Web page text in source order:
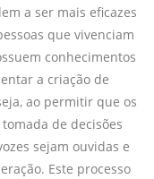
a ser mais eficazes
que vivenciam
conhecimentos
a criação de
ao permitir que os
de decisões
sejam ouvidas e
Este processo